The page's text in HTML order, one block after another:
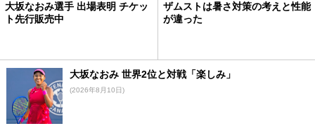
大坂なおみ選手 出場表明 チケッ
ト先行販売中
ザムストは暑さ対策の考えと性能
が違った
大坂なおみ 世界2位と対戦「楽しみ」
(2026年8月10日)